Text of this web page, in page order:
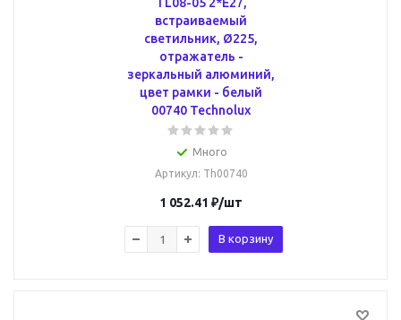
встраиваемый
светильник, Ø225,
отражатель -
зеркальный алюминий,
цвет рамки - белый
00740 Technolux
Много
Артикул: Th00740
1 052.41 ₽/шт
В корзину